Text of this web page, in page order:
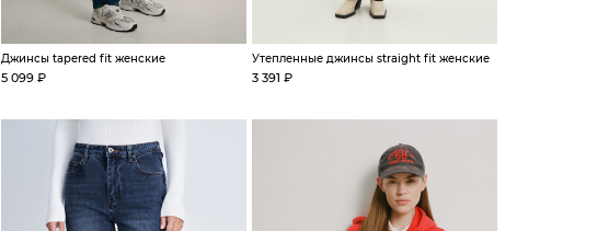
Джинсы tapered fit женские
5 099 ₽
Утепленные джинсы straight fit женские
3 391 ₽